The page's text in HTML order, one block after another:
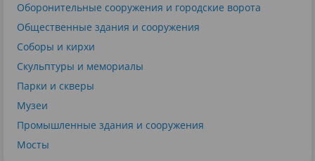
Оборонительные сооружения и городские ворота
Общественные здания и сооружения
Соборы и кирхи
Скульптуры и мемориалы
Парки и скверы
Музеи
Промышленные здания и сооружения
Мосты